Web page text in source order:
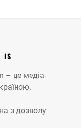
IS
– це медіа-
з дозволу